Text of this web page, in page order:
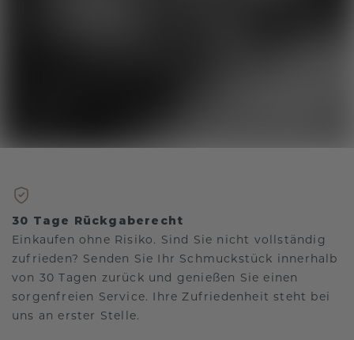
30 Tage Rückgaberecht
Einkaufen ohne Risiko. Sind Sie nicht vollständig
zufrieden? Senden Sie Ihr Schmuckstück innerhalb
von 30 Tagen zurück und genießen Sie einen
sorgenfreien Service. Ihre Zufriedenheit steht bei
uns an erster Stelle.